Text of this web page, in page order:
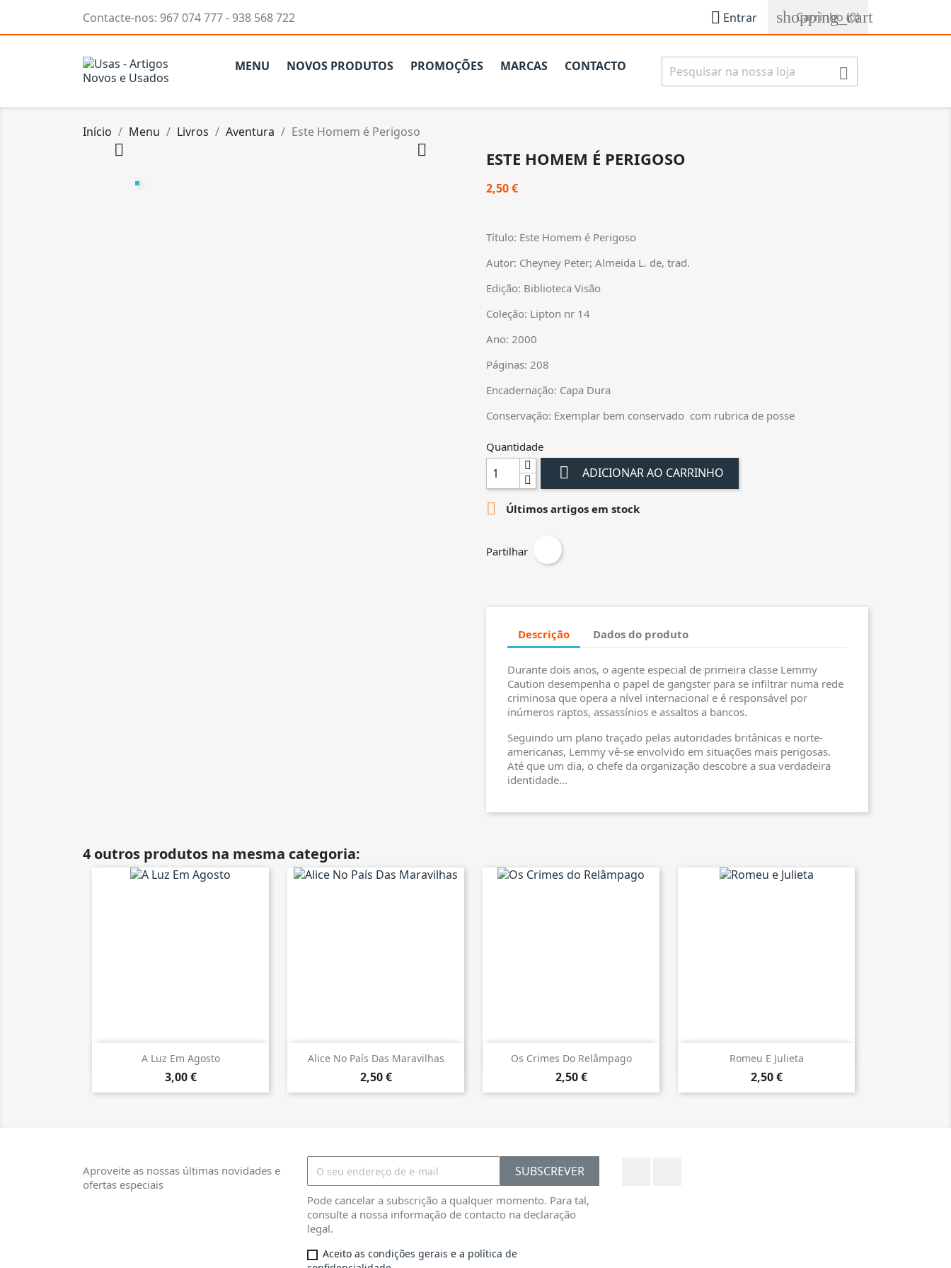
Contacte-nos: 967 074 777 - 938 568 722  Entrar shopping_cart
Carrinho (0)

MENU NOVOS PRODUTOS PROMOÇÕES MARCAS CONTACTO
Início Menu Livros Aventura Este Homem é Perigoso
  ESTE HOMEM É PERIGOSO
2,50 €
Título: Este Homem é Perigoso
Autor: Cheyney Peter; Almeida L. de, trad.
Edição: Biblioteca Visão
Coleção: Lipton nr 14
Ano: 2000
Páginas: 208
Encadernação: Capa Dura
Conservação: Exemplar bem conservado com rubrica de posse
Quantidade
 ADICIONAR AO CARRINHO
 Últimos artigos em stock
Partilhar
Descrição Dados do produto
Durante dois anos, o agente especial de primeira classe Lemmy
Caution desempenha o papel de gangster para se infiltrar numa rede
criminosa que opera a nível internacional e é responsável por
inúmeros raptos, assassínios e assaltos a bancos.
Seguindo um plano traçado pelas autoridades britânicas e norte-
americanas, Lemmy vê-se envolvido em situações mais perigosas.
Até que um dia, o chefe da organização descobre a sua verdadeira
identidade...
4 outros produtos na mesma categoria:
A Luz Em Agosto
3,00 €
 Vista rápida Alice No País Das Maravilhas
2,50 €
 Vista rápida Os Crimes Do Relâmpago
2,50 €
 Vista rápida Romeu E Julieta
2,50 €
 Vista rápida
Aproveite as nossas últimas novidades e
ofertas especiais
Pode cancelar a subscrição a qualquer momento. Para tal,
consulte a nossa informação de contacto na declaração
legal.
Aceito as condições gerais e a política de